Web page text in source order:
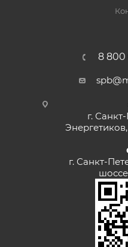
8 800
г.
Энергетиков,
г. Санкт-